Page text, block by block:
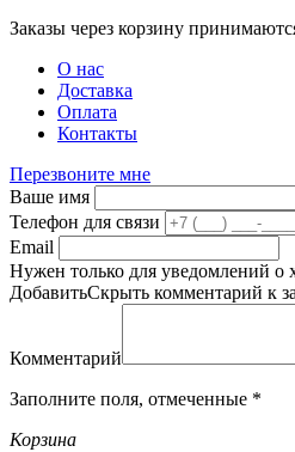
Заказы через корзину
О нас
Доставка
Оплата
Контакты
Перезвоните мне
Ваше имя
Телефон для связи
Email
Нужен только для уведомлений о
ДобавитьСкрыть комментарий к
Комментарий
Заполните поля, отмеченные *
Корзина